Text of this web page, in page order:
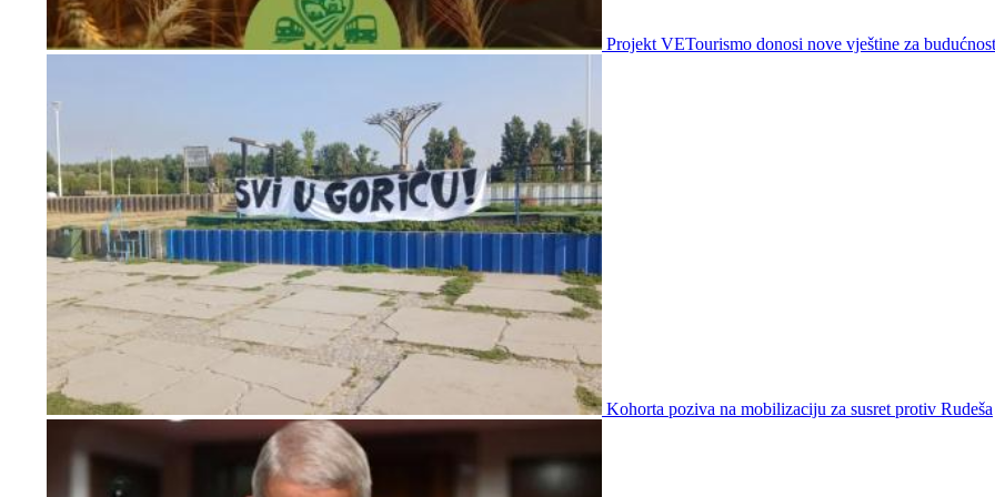
Projekt VETourismo donosi nove vještine za
Kohorta poziva na mobilizaciju za susret protiv Rudeša